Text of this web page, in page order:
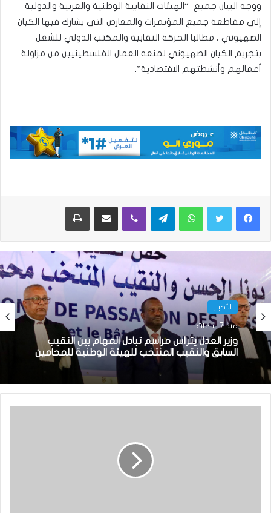
ووجه البيان جميع “الهيئات النقابية الوطنية والعربية والدولية
إلى مقاطعة جميع المؤتمرات والمعارض التي يشارك فيها الكيان
الصهيوني ، مطالبا الحركة النقابية والمكتب الدولي للشغل
بتجريم الكيان الصهيوني لمنعه العمال الفلسطينيين من مزاولة
أعمالهم وأنشطتهم الاقتصادية”.
واتساب تيلقرام ڤايبر مشاركة عبر البريد طباعة
الأخبار
منذ 7 ساعات
وزير العدل يترأس مراسم تبادل المهام بين النقيب
السابق والنقيب المنتخب للهيئة الوطنية للمحامين